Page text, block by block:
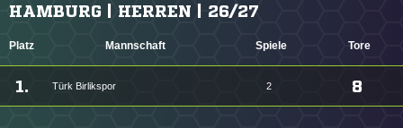
HAMBURG | HERREN | 26/27
Platz Mannschaft Spiele Tore
1. Türk Birlikspor 2 8